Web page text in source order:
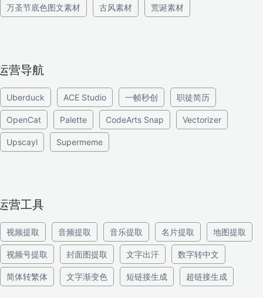
万圣节底色图文素材 古风素材 荒诞素材
营导航
Uberduck ACE Studio 一帧秒创 职徒简历
OpenCat Palette CodeArts Snap Vectorizer
Upscayl Supermeme
营工具
视频提取 音频提取 音乐提取 名片提取 地图提取
视频号提取 封面图提取 文字出汗 数字转中文
简体转繁体 文字渐变色 短链接生成 超链接生成